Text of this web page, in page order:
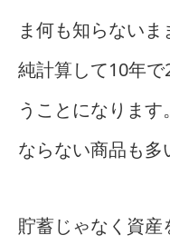
ま何も知らない
純計算して10年
うことになります
ならない商品も
貯蓄じゃなく資